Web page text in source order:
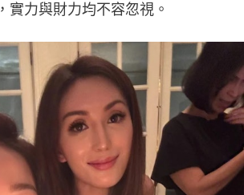
實力與財力均不容忽視。